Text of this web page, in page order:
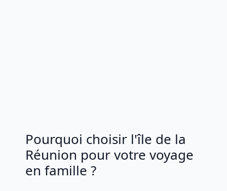
Pourquoi choisir l'île de la
Réunion pour votre voyage
en famille ?